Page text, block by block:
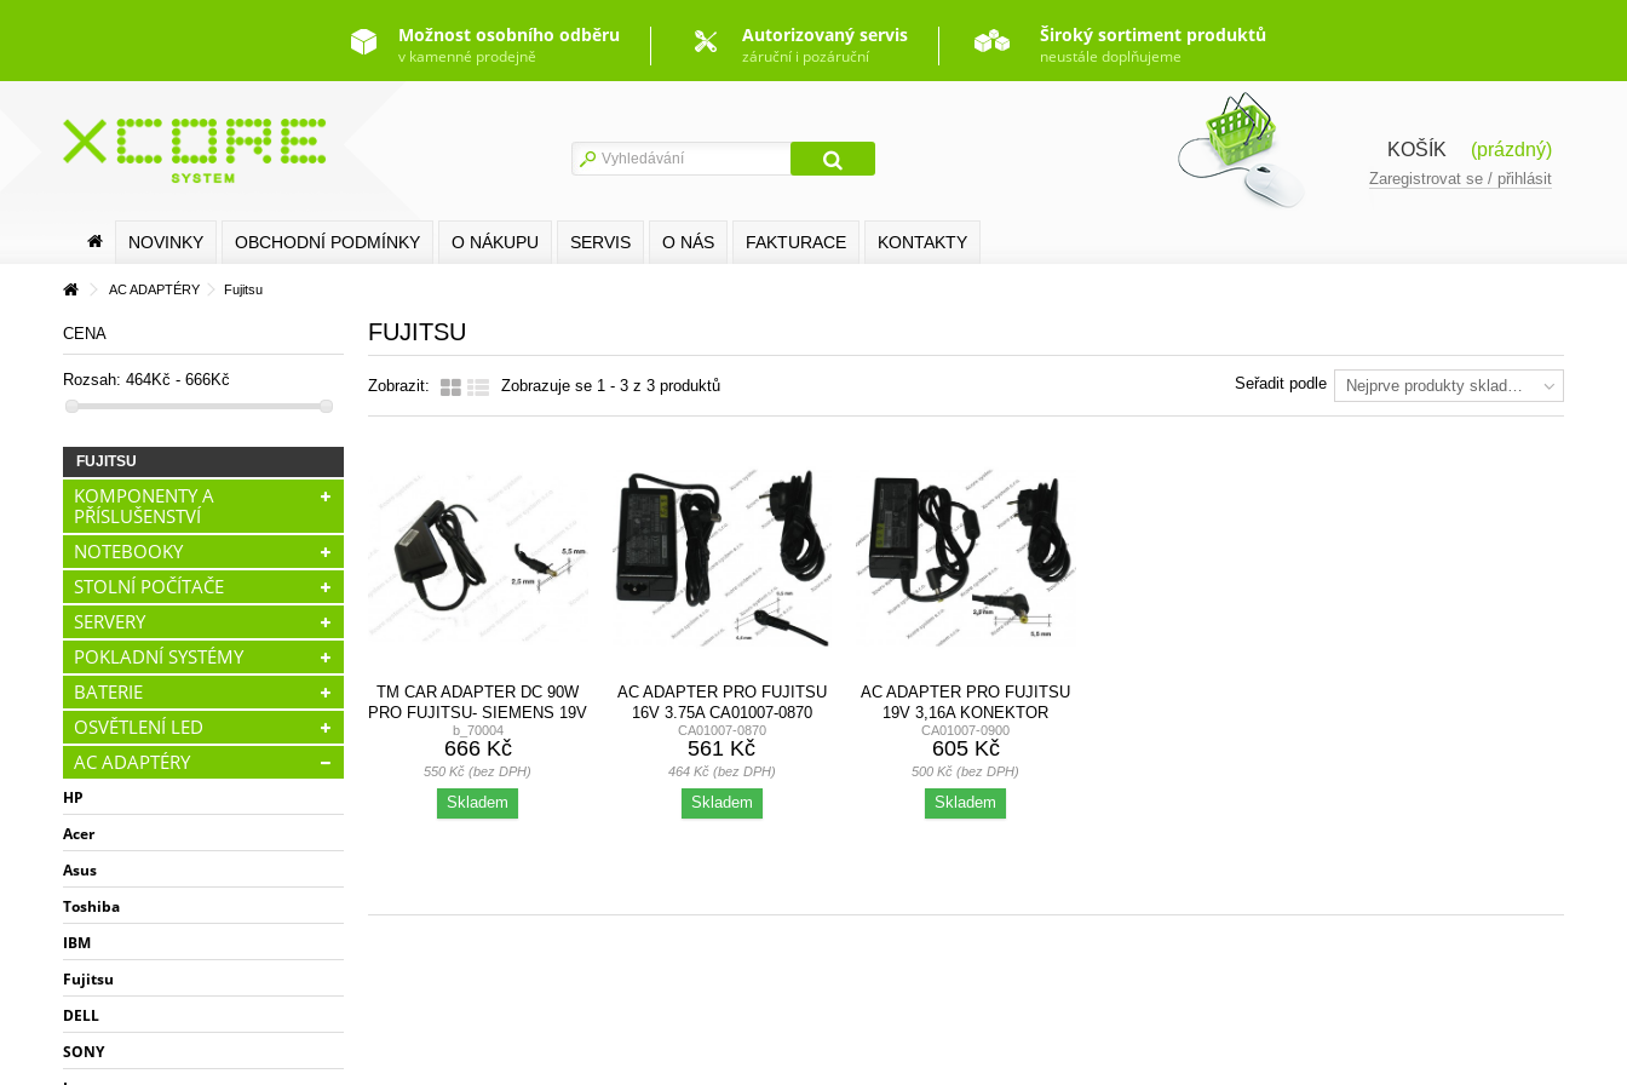
Možnost osobního odběru
v kamenné prodejně
Autorizovaný servis
záruční i pozáruční
Široký sortiment produktů
neustále doplňujeme
KOŠÍK (prázdný)
Zaregistrovat se / přihlásit
NOVINKY OBCHODNÍ PODMÍNKY O NÁKUPU SERVIS O NÁS FAKTURACE KONTAKTY
AC ADAPTÉRY Fujitsu
FUJITSU
Zobrazit: Zobrazuje se 1 - 3 z 3 produktů Seřadit podle Nejprve produkty skladem
TM CAR ADAPTER DC 90W
PRO FUJITSU- SIEMENS 19V
4,74A 5.5X5.2
b_70004
666 Kč
550 Kč (bez DPH)
Skladem
AC ADAPTER PRO FUJITSU
16V 3.75A CA01007-0870
KONEKTOR...
CA01007-0870
561 Kč
464 Kč (bez DPH)
Skladem
AC ADAPTER PRO FUJITSU
19V 3,16A KONEKTOR
5,5X2,5 60W
CA01007-0900
605 Kč
500 Kč (bez DPH)
Skladem
CENA
Rozsah: 464Kč - 666Kč
FUJITSU
KOMPONENTY A
PŘÍSLUŠENSTVÍ
NOTEBOOKY
STOLNÍ POČÍTAČE
SERVERY
POKLADNÍ SYSTÉMY
BATERIE
OSVĚTLENÍ LED
AC ADAPTÉRY
HP
Acer
Asus
Toshiba
IBM
Fujitsu
DELL
SONY